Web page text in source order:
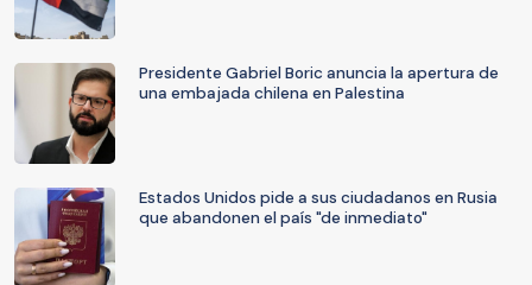
Presidente Gabriel Boric anuncia la apertura de
una embajada chilena en Palestina
Estados Unidos pide a sus ciudadanos en Rusia
que abandonen el país "de inmediato"